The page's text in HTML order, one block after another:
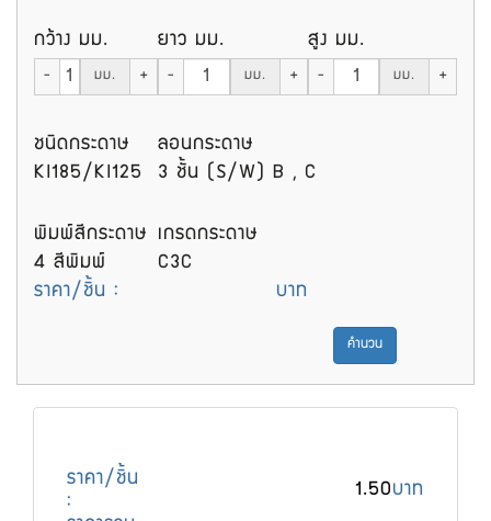
กว้าง มม. ยาว มม. สูง มม.
- มม. + - มม. + - มม. +
ชนิดกระดาษ
ลอนกระดาษ
KI185/KI125
3 ชั้น (S/W) B , C
พิมพ์สีกระดาษ
เกรดกระดาษ
4 สีพิมพ์
C3C
ราคา/ชิ้น :
บาท
คำนวน
ราคา/ชิ้น
:
1.50 บาท